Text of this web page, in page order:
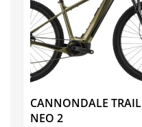
CANNONDALE TRAIL
NEO 2